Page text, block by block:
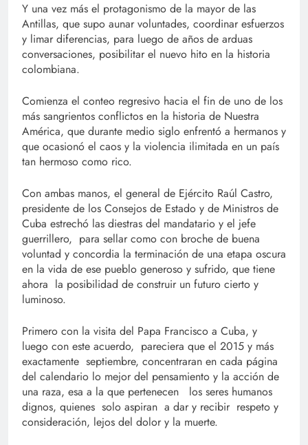
Y una vez más el protagonismo de la mayor de las
Antillas, que supo aunar voluntades, coordinar esfuerzos
y limar diferencias, para luego de años de arduas
conversaciones, posibilitar el nuevo hito en la historia
colombiana.
Comienza el conteo regresivo hacia el fin de uno de los
más sangrientos conflictos en la historia de Nuestra
América, que durante medio siglo enfrentó a hermanos y
que ocasionó el caos y la violencia ilimitada en un país
tan hermoso como rico.
Con ambas manos, el general de Ejército Raúl Castro,
presidente de los Consejos de Estado y de Ministros de
Cuba estrechó las diestras del mandatario y el jefe
guerrillero, para sellar como con broche de buena
voluntad y concordia la terminación de una etapa oscura
en la vida de ese pueblo generoso y sufrido, que tiene
ahora la posibilidad de construir un futuro cierto y
luminoso.
Primero con la visita del Papa Francisco a Cuba, y
luego con este acuerdo, pareciera que el 2015 y más
exactamente septiembre, concentraran en cada página
del calendario lo mejor del pensamiento y la acción de
una raza, esa a la que pertenecen los seres humanos
dignos, quienes solo aspiran a dar y recibir respeto y
consideración, lejos del dolor y la muerte.